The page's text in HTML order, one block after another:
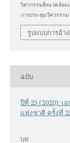
วิศวกรรมสิ่งแวดล้อ
การประชุมวิศวกรร
รูปแบบการอ้าง
ฉบับ
ปีที่ 25 (2020): เ
แห่งชาติ ครั้งที่
บท